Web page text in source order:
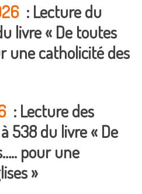
: Lecture du
livre « De toutes
une catholicité des
: Lecture des
538 du livre « De
pour une
»